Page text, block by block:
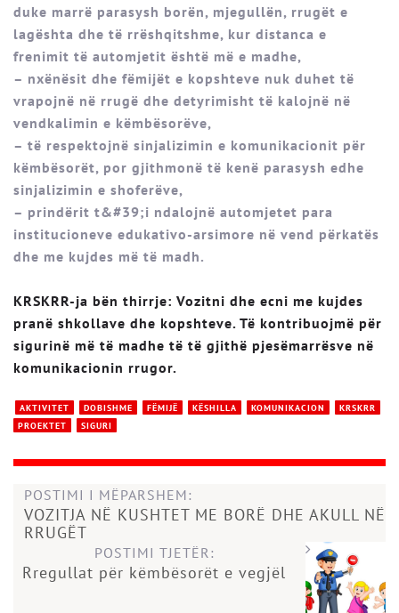
duke marrë parasysh borën, mjegullën, rrugët e
lagështa dhe të rrëshqitshme, kur distanca e
frenimit të automjetit është më e madhe,
– nxënësit dhe fëmijët e kopshteve nuk duhet të
vrapojnë në rrugë dhe detyrimisht të kalojnë në
vendkalimin e këmbësorëve,
– të respektojnë sinjalizimin e komunikacionit për
këmbësorët, por gjithmonë të kenë parasysh edhe
sinjalizimin e shoferëve,
– prindërit t&#39;i ndalojnë automjetet para
institucioneve edukativo-arsimore në vend përkatës
dhe me kujdes më të madh.
KRSKRR-ja bën thirrje: Vozitni dhe ecni me kujdes
pranë shkollave dhe kopshteve. Të kontribuojmë për
sigurinë më të madhe të të gjithë pjesëmarrësve në
komunikacionin rrugor.
AKTIVITET DOBISHME FËMIJË KËSHILLA KOMUNIKACION
KRSKRR
PROEKTET
SIGURI
POSTIMI I MËPARSHEM:
VOZITJA NË KUSHTET ME BORË DHE AKULL NË
RRUGËT
POSTIMI TJETËR:
Rregullat për këmbësorët e vegjël